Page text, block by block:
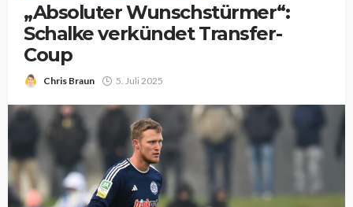
„Absoluter Wunschstürmer“:
Schalke verkündet Transfer-
Coup
Chris Braun 5. Juli 2025